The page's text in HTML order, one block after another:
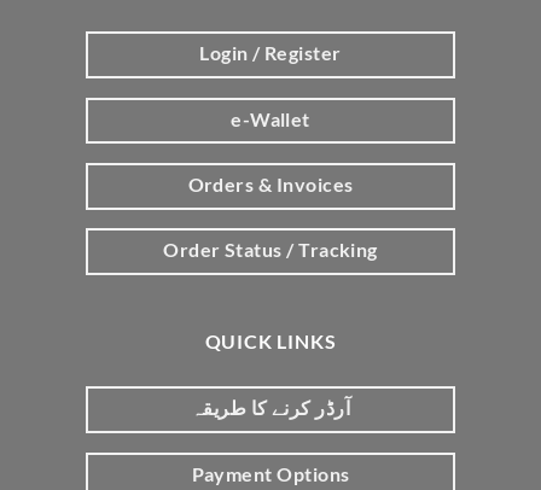
Login / Register
e-Wallet
Orders & Invoices
Order Status / Tracking
QUICK LINKS
آرڈر کرنے کا طریقہ
Payment Options